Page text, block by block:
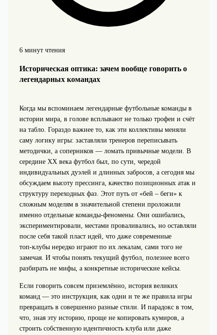
6 минут чтения
Историческая оптика: зачем вообще говорить о
легендарных командах
Когда мы вспоминаем легендарные футбольные команды в
истории мира, в голове всплывают не только трофеи и счёт
на табло. Гораздо важнее то, как эти коллективы меняли
саму логику игры: заставляли тренеров переписывать
методички, а соперников — ломать привычные модели. В
середине XX века футбол был, по сути, чередой
индивидуальных дуэлей и длинных забросов, а сегодня мы
обсуждаем высоту прессинга, качество позиционных атак и
структуру переходных фаз. Этот путь от «бей – беги» к
сложным моделям в значительной степени проложили
именно отдельные команды‑феномены. Они ошибались,
экспериментировали, местами проваливались, но оставляли
после себя такой пласт идей, что даже современные
топ‑клубы нередко играют по их лекалам, сами того не
замечая. И чтобы понять текущий футбол, полезнее всего
разбирать не мифы, а конкретные исторические кейсы.
Если говорить совсем приземлённо, история великих
команд — это инструкция, как одни и те же правила игры
превращать в совершенно разные стили. И парадокс в том,
что, зная эту историю, проще не копировать кумиров, а
строить собственную идентичность клуба или даже